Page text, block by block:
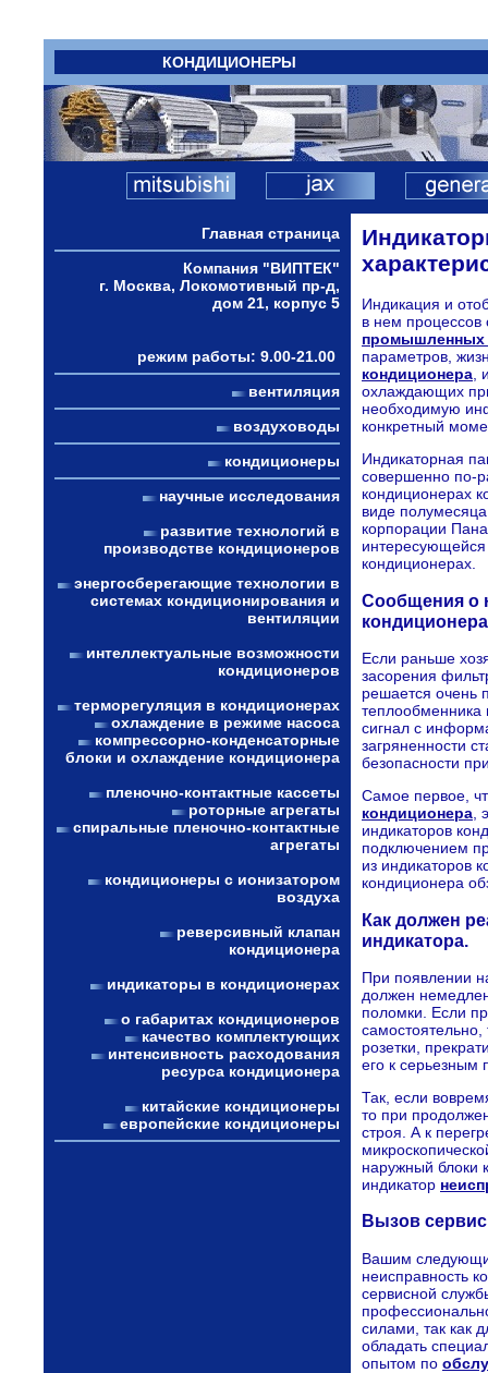
КОНДИЦИОНЕРЫ
Главная страница
Компания "ВИПТЕК"
г. Москва, Локомотивный пр-д,
дом 21, корпус 5
режим работы: 9.00-21.00
вентиляция
воздуховоды
кондиционеры
научные исследования
развитие технологий в
производстве кондиционеров
энергосберегающие технологии в
системах кондиционирования и
вентиляции
интеллектуальные возможности
кондиционеров
терморегуляция в кондиционерах
охлаждение в режиме насоса
компрессорно-конденсаторные
блоки и охлаждение кондиционера
пленочно-контактные кассеты
роторные агрегаты
спиральные пленочно-контактные
агрегаты
кондиционеры с ионизатором
воздуха
реверсивный клапан
кондиционера
индикаторы в кондиционерах
о габаритах кондиционеров
качество комплектующих
интенсивность расходования
ресурса кондиционера
китайские кондиционеры
европейские кондиционеры
Индикация и
в нем
промышленных
параметров,
кондиционера,
охлаждающих
необходимую
конкретный
Индикаторная
совершенно по-
кондиционерах
виде
корпорации
интересующейся
кондиционерах.
Сообщения о
Если раньше
засорения
решается очень
теплообменника
сигнал с
загряненности
безопасности
Самое первое,
кондиционера
индикаторов
подключением
из индикаторов
кондиционера
Как должен
индикатора.
При появлении
должен
поломки. Если
розетки,
его к серьезным
Так, если
то при
строя. А к
наружный блоки
индикатор
Вызов
Вашим
неисправность
сервисной
силами, так как
обладать
опытом по